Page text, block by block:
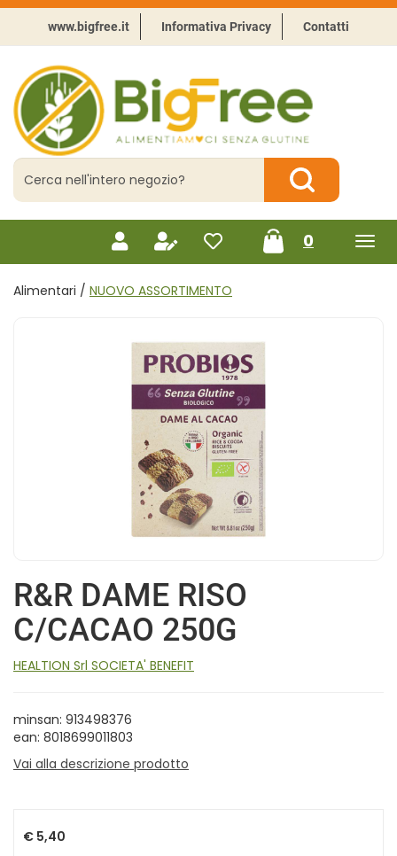
Passa
contenuto
principale
www.bigfree.it Informativa Privacy Contatti
BigFree
-
Punto
celiachia
Cerca
Prodotto
Cerca Prodotto
0prodotti
inseriti
Alimentari / NUOVO ASSORTIMENTO
R&R DAME RISO
C/CACAO 250G
HEALTION Srl SOCIETA' BENEFIT
minsan: 913498376
ean: 8018699011803
Vai alla descrizione prodotto
Prezzo
€ 5,40